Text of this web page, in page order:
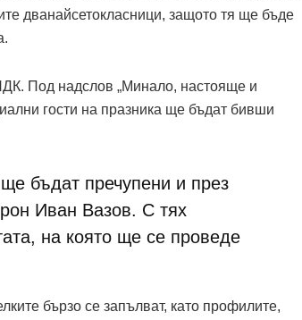
дванайсетокласници, защото тя ще бъде
Под надслов „Минало, настояще и
гости на празника ще бъдат бивши
бъдат пречупени и през
Иван Вазов. С тях
на която ще се проведе
бързо се запълват, като профилите,